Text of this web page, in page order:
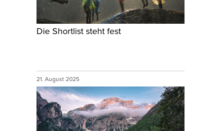
Die Shortlist steht fest
21. August 2025